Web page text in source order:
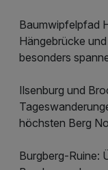
Baumwipfelpfad
Hängebrücke
besonders
Ilsenburg und
höchsten Berg
Burgberg-Ruine: